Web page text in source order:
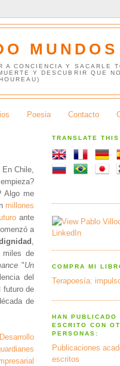
MUNDOS
CONCIENCIA Y SACARLE
Y DESCUBRIR QUE
Poesia Contacto
Chile,
Algo me
millones
ante
a
miles de
"Un
del
futuro de
de
TRANSLATE
COMPRA MI
Terapoesía:
HAN PUBLICADO
ESCRITO CON
PERSONAS:
Publicaciones
escritos